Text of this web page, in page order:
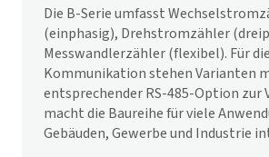
Die B-Serie umfasst
(einphasig), Drehstromzähler
Messwandlerzähler (flexibel). Für
Kommunikation stehen Varianten
entsprechender RS-485-Option zur
macht die Baureihe für viele
Gebäuden, Gewerbe und Industrie